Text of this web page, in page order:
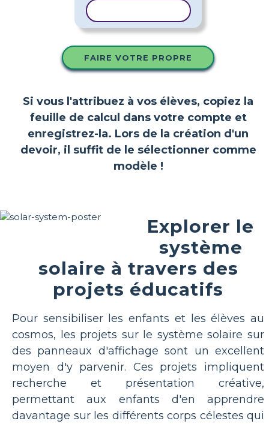
FAIRE VOTRE PROPRE
Si vous l'attribuez à vos élèves, copiez la
feuille de calcul dans votre compte et
enregistrez-la. Lors de la création d'un
devoir, il suffit de le sélectionner comme
modèle !
Explorer le
système
solaire à travers des
projets éducatifs
Pour sensibiliser les enfants et les élèves au
cosmos, les projets sur le système solaire sur
des panneaux d'affichage sont un excellent
moyen d'y parvenir. Ces projets impliquent
recherche et présentation créative,
permettant aux enfants d'en apprendre
davantage sur les différents corps célestes qui